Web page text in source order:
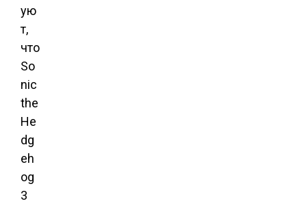
ую
т,
что
So
nic
the
He
dg
eh
og
3